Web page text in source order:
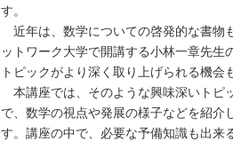
す。
近年は、数学についての啓発的な書物
ットワーク大学で開講する小林一章先生
トピックがより深く取り上げられる機会
本講座では、そのような興味深いトピ
で、数学の視点や発展の様子などを紹介
す。講座の中で、必要な予備知識も出来